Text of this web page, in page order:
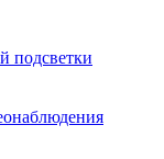
подсветки